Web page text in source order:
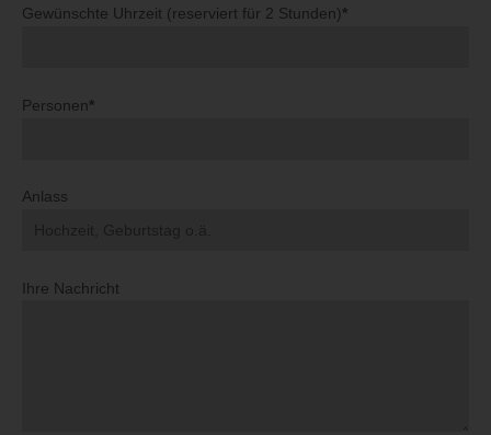
Gewünschte Uhrzeit (reserviert für 2 Stunden)*
Personen*
Anlass
Ihre Nachricht